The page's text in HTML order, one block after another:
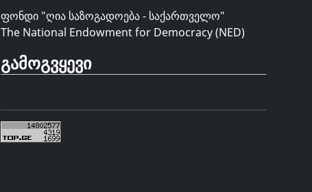
ფონდი "ღია საზოგადოება - საქართველო"
The National Endowment for Democracy (NED)
გამოგვყევი